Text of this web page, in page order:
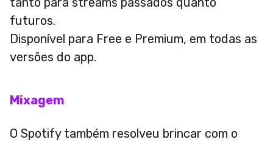
futuros.
Disponível para Free e Premium, em todas as
versões do app.
Mixagem
O Spotify também resolveu brincar com o